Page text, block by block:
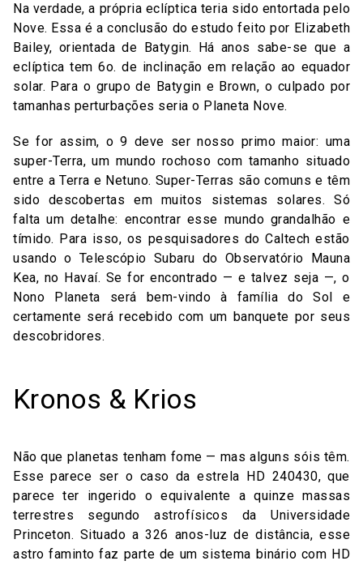
Na verdade, a própria eclíptica teria sido entortada pelo
Nove. Essa é a conclusão do estudo feito por Elizabeth
Bailey, orientada de Batygin. Há anos sabe-se que a
eclíptica tem 6o. de inclinação em relação ao equador
solar. Para o grupo de Batygin e Brown, o culpado por
tamanhas perturbações seria o Planeta Nove.
Se for assim, o 9 deve ser nosso primo maior: uma
super-Terra, um mundo rochoso com tamanho situado
entre a Terra e Netuno. Super-Terras são comuns e têm
sido descobertas em muitos sistemas solares. Só
falta um detalhe: encontrar esse mundo grandalhão e
tímido. Para isso, os pesquisadores do Caltech estão
usando o Telescópio Subaru do Observatório Mauna
Kea, no Havaí. Se for encontrado — e talvez seja —, o
Nono Planeta será bem-vindo à família do Sol e
certamente será recebido com um banquete por seus
descobridores.
Kronos & Krios
Não que planetas tenham fome — mas alguns sóis têm.
Esse parece ser o caso da estrela HD 240430, que
parece ter ingerido o equivalente a quinze massas
terrestres segundo astrofísicos da Universidade
Princeton. Situado a 326 anos-luz de distância, esse
astro faminto faz parte de um sistema binário com HD